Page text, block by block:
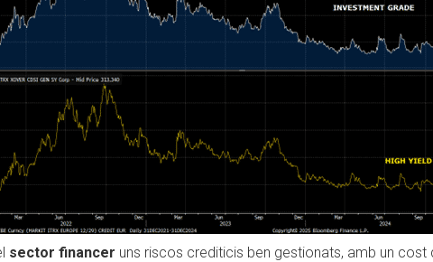
sector financer uns riscos crediticis ben gestionats, amb un